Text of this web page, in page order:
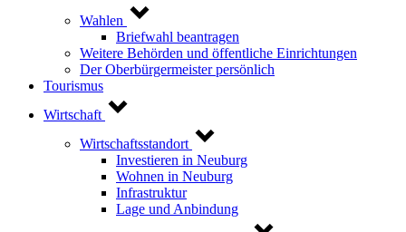
Wahlen
Briefwahl beantragen
Weitere Behörden und öffentliche Einrichtungen
Der Oberbürgermeister persönlich
Tourismus
Wirtschaft
Wirtschaftsstandort
Investieren in Neuburg
Wohnen in Neuburg
Infrastruktur
Lage und Anbindung